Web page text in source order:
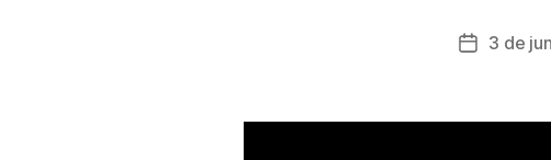
Fecha
entrada
3 de